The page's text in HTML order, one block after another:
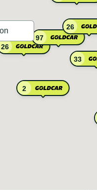
2
26
97
33
26